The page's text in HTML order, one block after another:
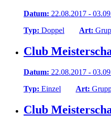
Datum: 22.08.2017 -
Typ: Doppel Art:
Club
Datum: 22.08.2017 -
Typ: Einzel Art:
Club